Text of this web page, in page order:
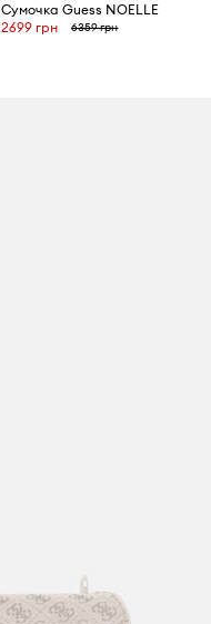
Сумочка Guess NOELLE
2699 грн
6359 грн